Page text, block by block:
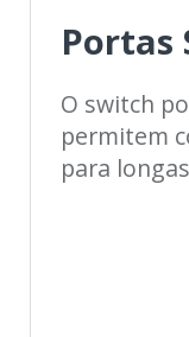
Portas
O switch
permitem
para